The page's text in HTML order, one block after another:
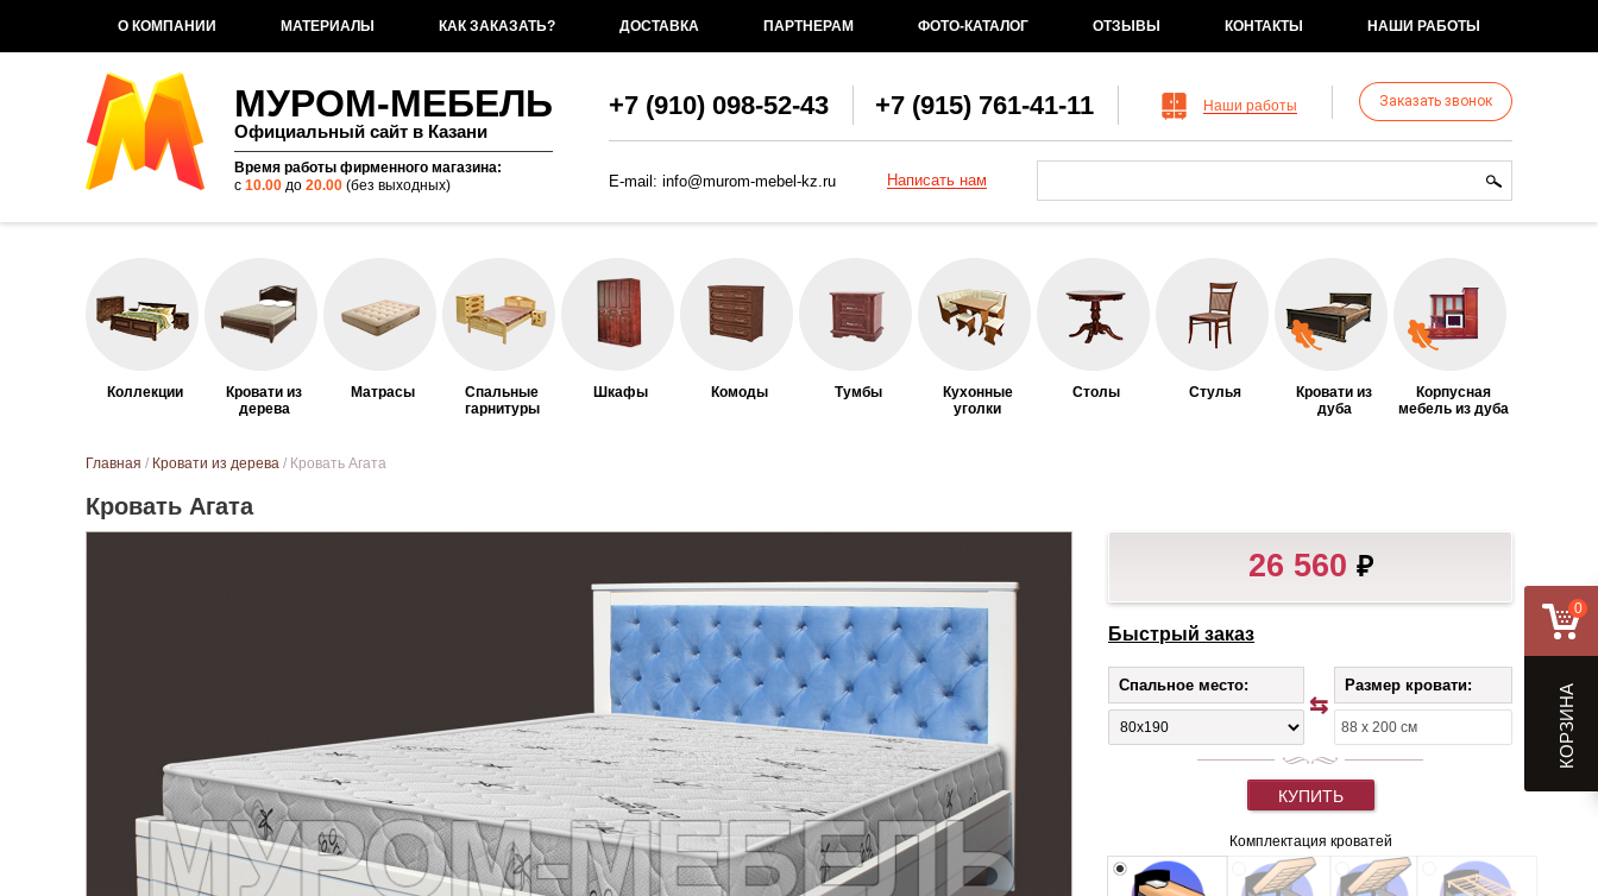
О КОМПАНИИ МАТЕРИАЛЫ КАК ЗАКАЗАТЬ? ДОСТАВКА ПАРТНЕРАМ ФОТО-КАТАЛОГ ОТЗЫВЫ КОНТАКТЫ НАШИ РАБОТЫ
МУРОМ-МЕБЕЛЬ
Официальный сайт в Казани
Время работы фирменного магазина:
с 10.00 до 20.00 (без выходных)
+7 (910) 098-52-43 +7 (915) 761-41-11 Наши работы Заказать звонок
E-mail: info@murom-mebel-kz.ru Написать нам
Коллекции
Кровати из
дерева
Матрасы
Спальные
гарнитуры
Шкафы Комоды Тумбы
Кухонные
уголки
Столы Стулья
Кровати из
дуба
Корпусная
мебель из дуба
Вы здесь
Главная / Кровати из дерева / Кровать Агата
Кровать Агата
26 560 ₽
Быстрый заказ
Спальное место: Размер кровати:
КУПИТЬ
Комплектация кроватей
0
КОРЗИНА